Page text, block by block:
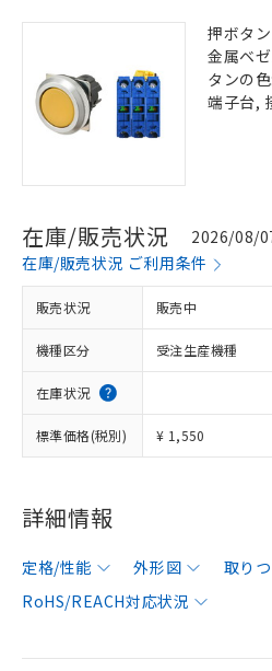
押ボタ
金属ベ
タンの
端子台,
在庫/販売状況
2026/08/
在庫/販売状況 ご利用条件
販売状況 販売中
機種区分 受注生産機種
在庫状況
標準価格(税別) ¥ 1,550
詳細情報
定格/性能 外形図 取り
RoHS/REACH対応状況